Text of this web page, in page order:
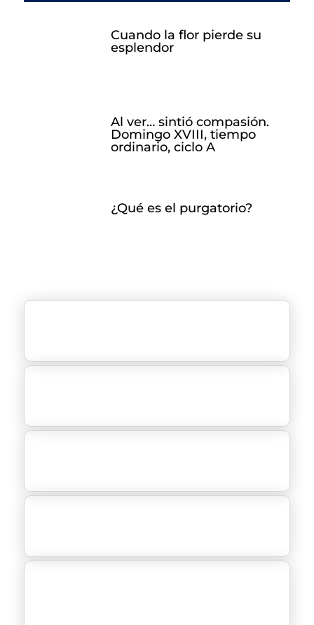
Cuando la flor pierde su
esplendor
Al ver… sintió compasión.
Domingo XVIII, tiempo
ordinario, ciclo A
¿Qué es el purgatorio?